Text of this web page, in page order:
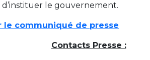
le gouvernement.
le communiqué de presse
Contacts Presse :